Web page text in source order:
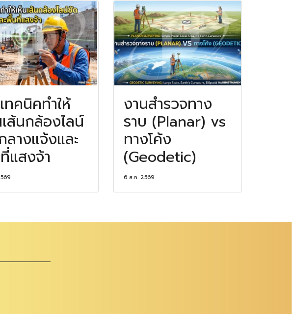
ทคนิคทำให้
เส้นกล้องไลน์
ลางแจ้งและ
แสงจ้า
งานสำรวจทาง
ราบ (Planar) vs
ทางโค้ง
(Geodetic)
6 ส.ค. 2569